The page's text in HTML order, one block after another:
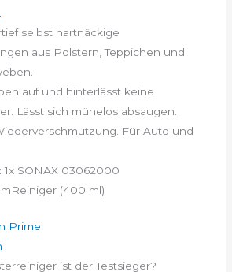
selbst hartnäckige
aus Polstern, Teppichen und
auf und hinterlässt keine
Lässt sich mühelos absaugen.
Für Auto und
1x SONAX 03062000
(400 ml)
ist der Testsieger?